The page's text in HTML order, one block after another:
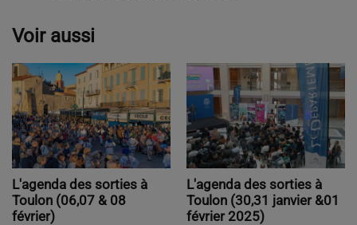
Voir aussi
L'agenda des sorties à
Toulon (06,07 & 08
février)
L'agenda des sorties à
Toulon (30,31 janvier &01
février 2025)